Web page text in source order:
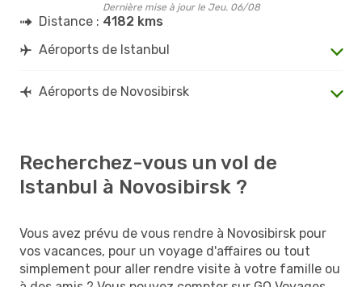
Dernière mise à jour le Jeu. 06/08
Distance : 4182 kms
Aéroports de Istanbul
Aéroports de Novosibirsk
Recherchez-vous un vol de
Istanbul à Novosibirsk ?
Vous avez prévu de vous rendre à Novosibirsk pour
vos vacances, pour un voyage d'affaires ou tout
simplement pour aller rendre visite à votre famille ou